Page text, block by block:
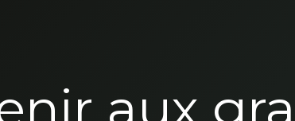
aux